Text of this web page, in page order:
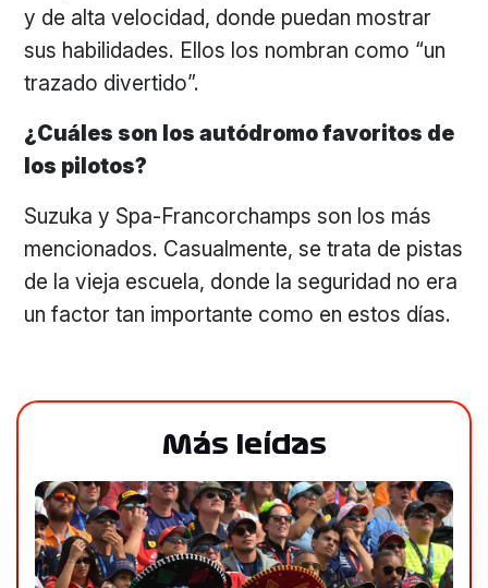
y de alta velocidad, donde puedan mostrar
sus habilidades. Ellos los nombran como “un
trazado divertido”.
¿Cuáles son los autódromo favoritos de
los pilotos?
Suzuka y Spa-Francorchamps son los más
mencionados. Casualmente, se trata de pistas
de la vieja escuela, donde la seguridad no era
un factor tan importante como en estos días.
Más leídas